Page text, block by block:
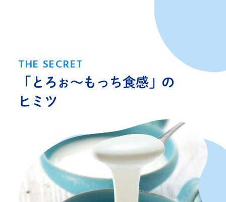
THE SECRET
「とろぉ〜もっち食感」の
ヒミツ